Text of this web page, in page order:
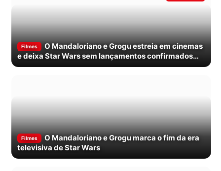
Filmes
O Mandaloriano e Grogu estreia em cinemas
e deixa Star Wars sem lançamentos confirmados
até 2027
Filmes
O Mandaloriano e Grogu marca o fim da era
televisiva de Star Wars